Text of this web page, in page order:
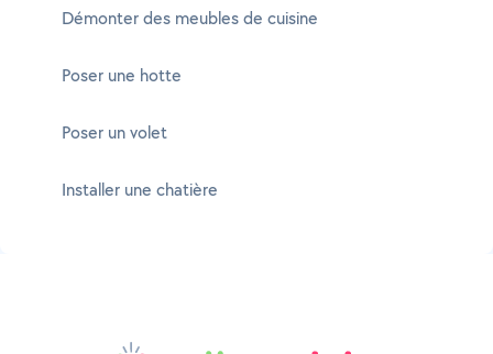
Démonter des meubles de cuisine
Poser une hotte
Poser un volet
Installer une chatière